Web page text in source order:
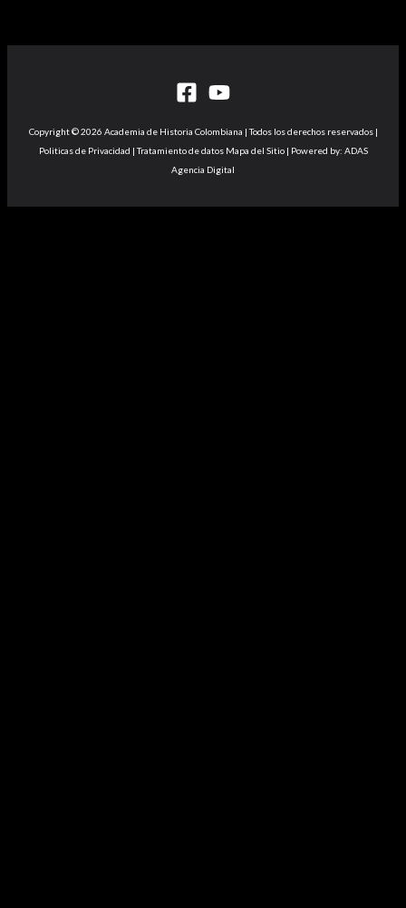
Copyright © 2026 Academia de Historia Colombiana | Todos los derechos reservados |
Politicas de Privacidad | Tratamiento de datos Mapa del Sitio | Powered by: ADAS
Agencia Digital